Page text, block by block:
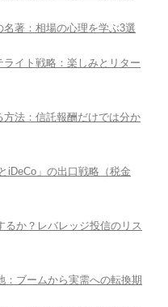
著：相場の心理を学ぶ3選
ライト戦略：楽しみとリター
法：信託報酬だけでは分か
iDeCo」の出口戦略（税金
るか？レバレッジ投信のリス
：ブームから実需への転換期